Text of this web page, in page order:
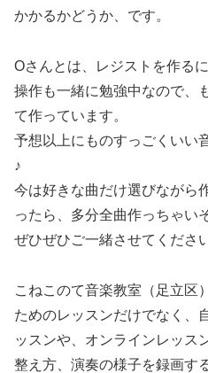
かかるかどうか、です。
Oさんとは、レジストを作る
操作も一緒に勉強中なので、
て作っています。
予想以上にものすっごくいい
♪
今は好きな曲だけ選びながら
ったら、多分全曲作っちゃい
ぜひぜひご一緒させてくださ
こねこのて音楽教室（足立区
ためのレッスンだけでなく、
ッスンや、オンラインレッス
整え方、演奏の様子を録画す